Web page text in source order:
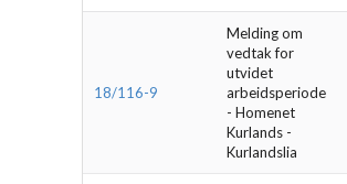
18/116-9
Melding om
vedtak for
utvidet
arbeidsperiode
- Homenet
Kurlands -
Kurlandslia